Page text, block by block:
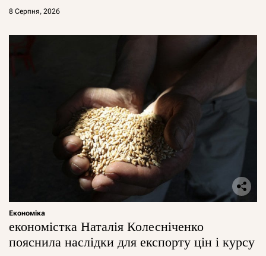
8 Серпня, 2026
Економіка
економістка Наталія Колесніченко
пояснила наслідки для експорту цін і курсу